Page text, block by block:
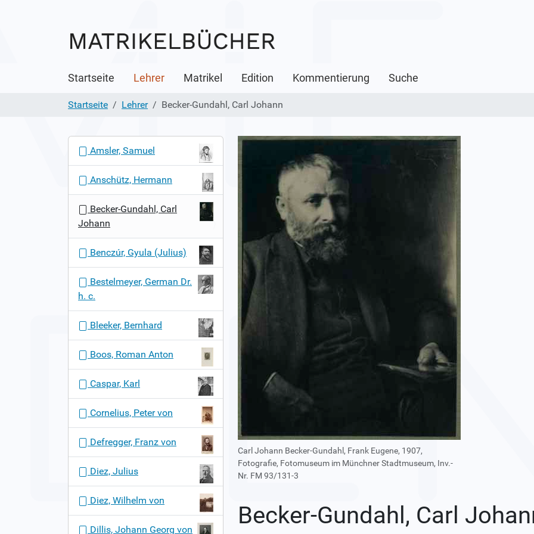
Startseite Lehrer Matrikel Edition Kommentierung Suche
Startseite Lehrer Becker-Gundahl, Carl Johann
Carl Johann Becker-Gundahl, Frank Eugene, 1907,
Fotografie, Fotomuseum im Münchner Stadtmuseum, Inv.-
Nr. FM 93/131-3
Becker-Gundahl, Carl
n
Amsler, Samuel
Anschütz, Hermann
Becker-Gundahl, Carl
Johann
Benczúr, Gyula (Julius)
Bestelmeyer, German Dr.
h. c.
Bleeker, Bernhard
Boos, Roman Anton
Caspar, Karl
Cornelius, Peter von
Defregger, Franz von
Diez, Julius
Diez, Wilhelm von
Dillis, Johann Georg von